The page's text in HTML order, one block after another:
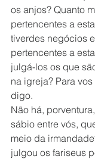
os anjos? Quanto
pertencentes a
tiverdes negócios
pertencentes a
julgá-los os que
na igreja? Para
digo.
Não há,
sábio entre vós,
meio da
julgou os fariseus